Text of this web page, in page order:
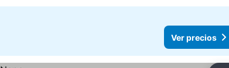
Ver precios